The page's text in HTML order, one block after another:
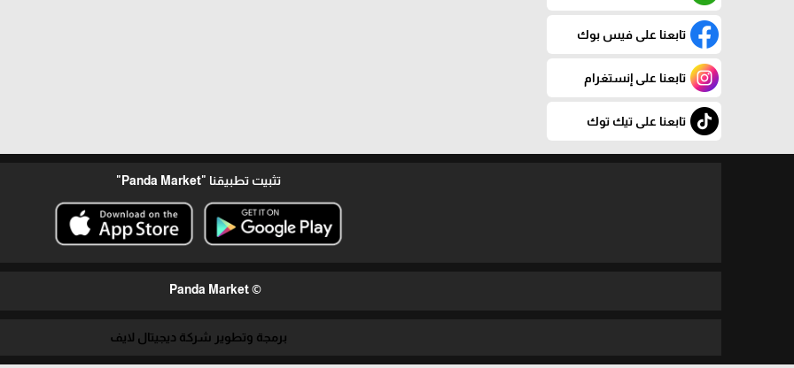
تابعنا على فيس بوك
تابعنا على إنستغرام
تابعنا على تيك توك
تثبيت تطبيقنا "Panda Market"
© Panda Market
برمجة وتطوير شركة ديجيتال لايف